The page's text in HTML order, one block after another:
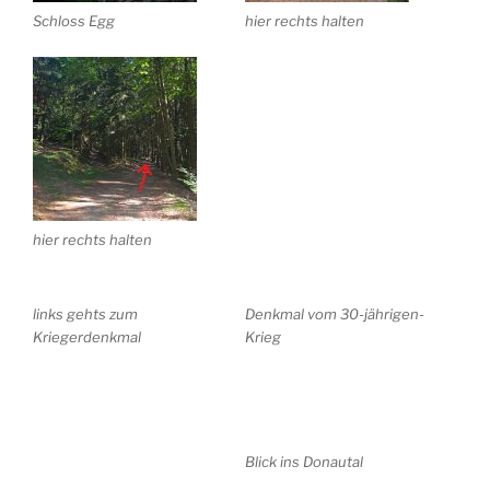
Schloss Egg hier rechts halten
hier rechts halten
links gehts zum
Kriegerdenkmal
Denkmal vom 30-jährigen-
Krieg
Blick ins Donautal